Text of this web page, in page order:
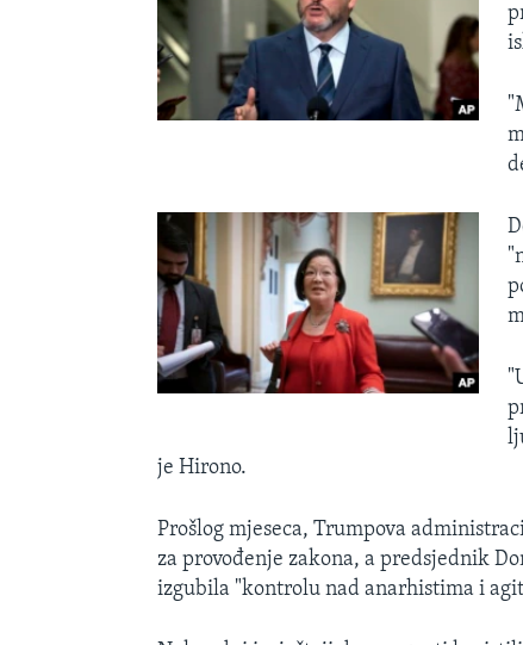
je Hirono.
Prošlog mjeseca, Trumpova
za provođenje zakona, a predsjednik
izgubila "kontrolu nad anarhistima i